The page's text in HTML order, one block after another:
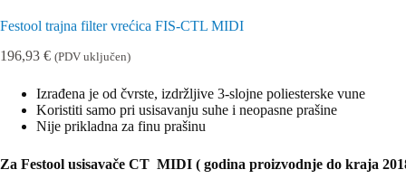
Festool trajna filter vrećica FIS-CTL MIDI
196,93 € (PDV uključen)
Izrađena je od čvrste, izdržljive 3-slojne poliesterske vune
Koristiti samo pri usisavanju suhe i neopasne prašine
Nije prikladna za finu prašinu
Za Festool usisavače CT MIDI ( godina proizvodnje do kraja